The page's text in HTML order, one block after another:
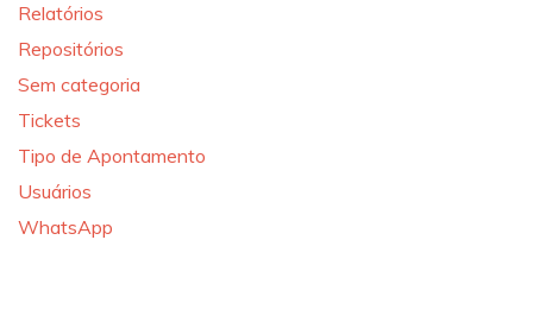
Relatórios
Repositórios
Sem categoria
Tickets
Tipo de Apontamento
Usuários
WhatsApp